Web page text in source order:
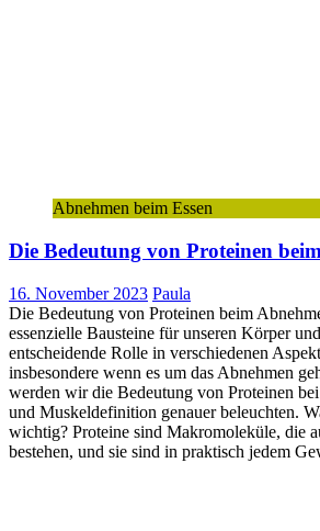
Abnehmen beim Essen
Die Bedeutung von Proteinen
16. November 2023 Paula
Die Bedeutung von Proteinen beim
essenzielle Bausteine für unseren Körper
entscheidende Rolle in verschiedenen
insbesondere wenn es um das Abnehmen
werden wir die Bedeutung von Proteinen
und Muskeldefinition genauer beleuchten.
wichtig? Proteine sind Makromoleküle, die
bestehen, und sie sind in praktisch jedem